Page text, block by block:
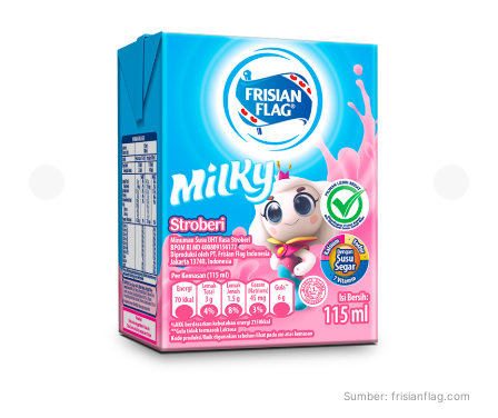
Sumber: frisianflag.com